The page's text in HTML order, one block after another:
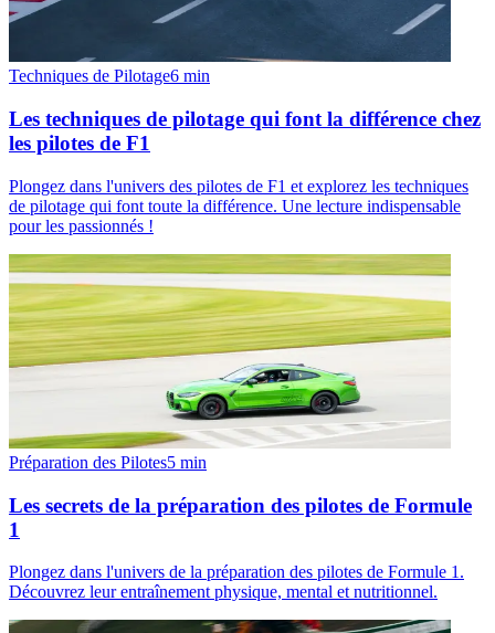
Techniques de Pilotage6 min
Les techniques de pilotage qui font la différence chez
les pilotes de F1
Plongez dans l'univers des pilotes de F1 et explorez les techniques
de pilotage qui font toute la différence. Une lecture indispensable
pour les passionnés !
Préparation des Pilotes5 min
Les secrets de la préparation des pilotes de Formule
1
Plongez dans l'univers de la préparation des pilotes de Formule 1.
Découvrez leur entraînement physique, mental et nutritionnel.